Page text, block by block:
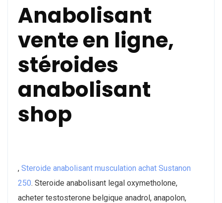
Anabolisant
vente en ligne,
stéroides
anabolisant
shop
, Steroide anabolisant musculation achat Sustanon
250. Steroide anabolisant legal oxymetholone,
acheter testosterone belgique anadrol, anapolon,